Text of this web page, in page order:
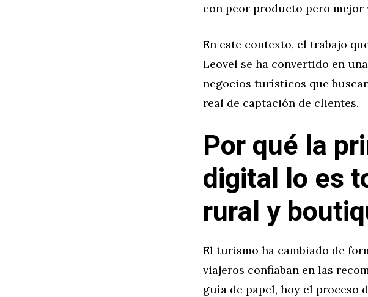
con peor producto pero mejor
En este contexto, el trabajo
Leovel se ha convertido en
negocios turísticos que
real de captación de clientes.
Por qué la
digital lo es
rural y
El turismo ha cambiado de
viajeros confiaban en las
guía de papel, hoy el proceso